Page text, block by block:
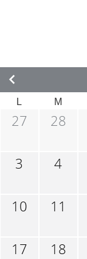
L M
27 28
3 4
10 11
17 18